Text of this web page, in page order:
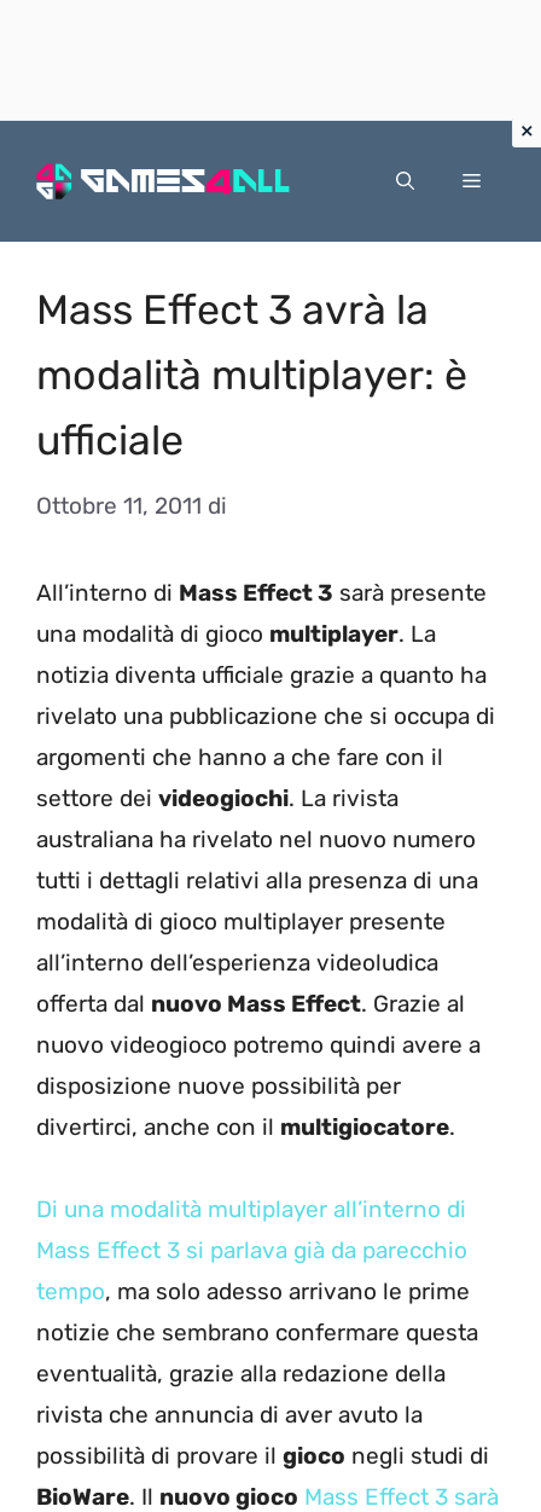
Menu
Mass Effect 3 avrà la
modalità multiplayer: è
ufficiale
Ottobre 11, 2011 di
All’interno di Mass Effect 3 sarà presente
una modalità di gioco multiplayer. La
notizia diventa ufficiale grazie a quanto ha
rivelato una pubblicazione che si occupa di
argomenti che hanno a che fare con il
settore dei videogiochi. La rivista
australiana ha rivelato nel nuovo numero
tutti i dettagli relativi alla presenza di una
modalità di gioco multiplayer presente
all’interno dell’esperienza videoludica
offerta dal nuovo Mass Effect. Grazie al
nuovo videogioco potremo quindi avere a
disposizione nuove possibilità per
divertirci, anche con il multigiocatore.
Di una modalità multiplayer all’interno di
Mass Effect 3 si parlava già da parecchio
tempo, ma solo adesso arrivano le prime
notizie che sembrano confermare questa
eventualità, grazie alla redazione della
rivista che annuncia di aver avuto la
possibilità di provare il gioco negli studi di
BioWare. Il nuovo gioco Mass Effect 3 sarà